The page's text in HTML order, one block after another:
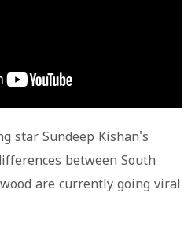
star Sundeep Kishan's
between South
are currently going viral